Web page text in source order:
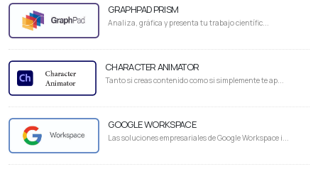
GRAPHPAD PRISM
Analiza, gráfica y presenta tu trabajo científic...
CHARACTER ANIMATOR
Tanto si creas contenido como si simplemente te ap...
GOOGLE WORKSPACE
Las soluciones empresariales de Google Workspace i...